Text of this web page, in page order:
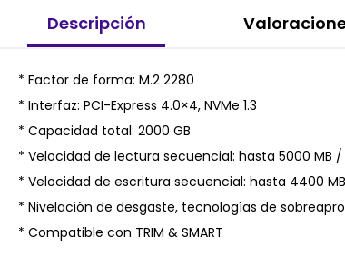
Descripción
* Factor de forma: M.2 2280
* Interfaz: PCI-Express 4.0×4, NVMe 1.3
* Capacidad total: 2000 GB
* Velocidad de lectura secuencial: hasta 5000 MB /
* Velocidad de escritura secuencial: hasta 4400
* Nivelación de desgaste, tecnologías de
* Compatible con TRIM & SMART